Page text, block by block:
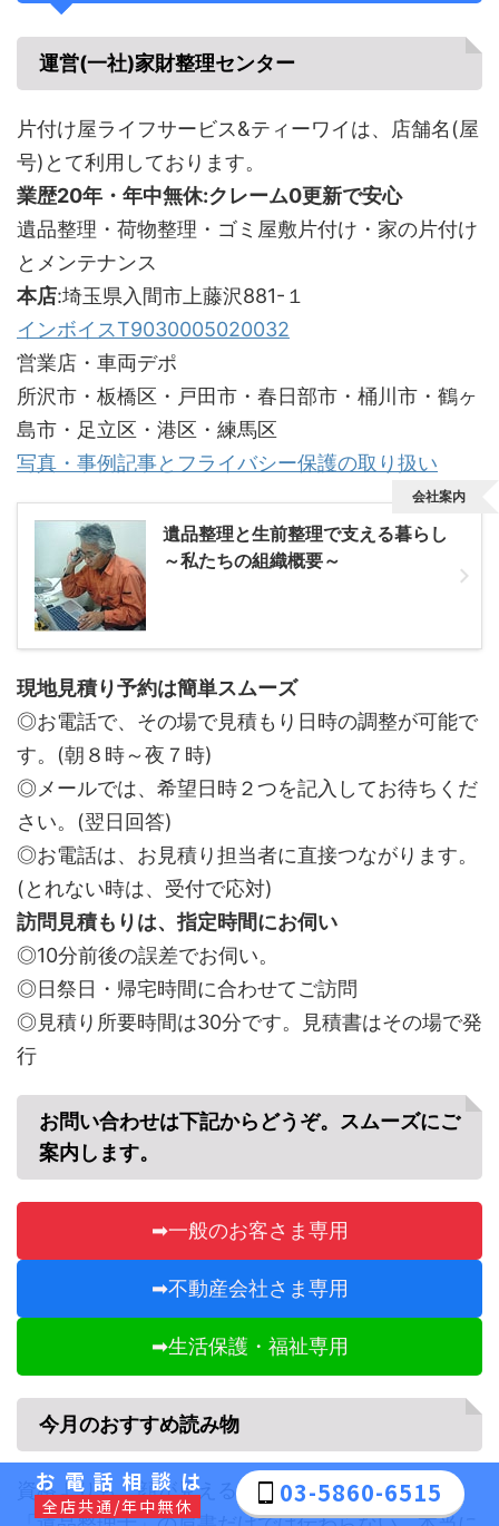
運営(一社)家財整理センター
片付け屋ライフサービス&ティーワイは、店舗名(屋
号)とて利用しております。
業歴20年・年中無休:クレーム0更新で安心
遺品整理・荷物整理・ゴミ屋敷片付け・家の片付け
とメンテナンス
本店:埼玉県入間市上藤沢881-１
インボイスT9030005020032
営業店・車両デポ
所沢市・板橋区・戸田市・春日部市・桶川市・鶴ヶ
島市・足立区・港区・練馬区
写真・事例記事とフライバシー保護の取り扱い
遺品整理と生前整理で支える暮らし
～私たちの組織概要～
会社案内
現地見積り予約は簡単スムーズ
◎お電話で、その場で見積もり日時の調整が可能で
す。(朝８時～夜７時)
◎メールでは、希望日時２つを記入してお待ちくだ
さい。(翌日回答)
◎お電話は、お見積り担当者に直接つながります。
(とれない時は、受付で応対)
訪問見積もりは、指定時間にお伺い
◎10分前後の誤差でお伺い。
◎日祭日・帰宅時間に合わせてご訪問
◎見積り所要時間は30分です。見積書はその場で発
行
お問い合わせは下記からどうぞ。スムーズにご
案内します。
➡一般のお客さま専用
➡不動産会社さま専用
➡生活保護・福祉専用
今月のおすすめ読み物
資格よりも、顔が見える安心を。
お電話相談は
全店共通/年中無休 03-5860-6515